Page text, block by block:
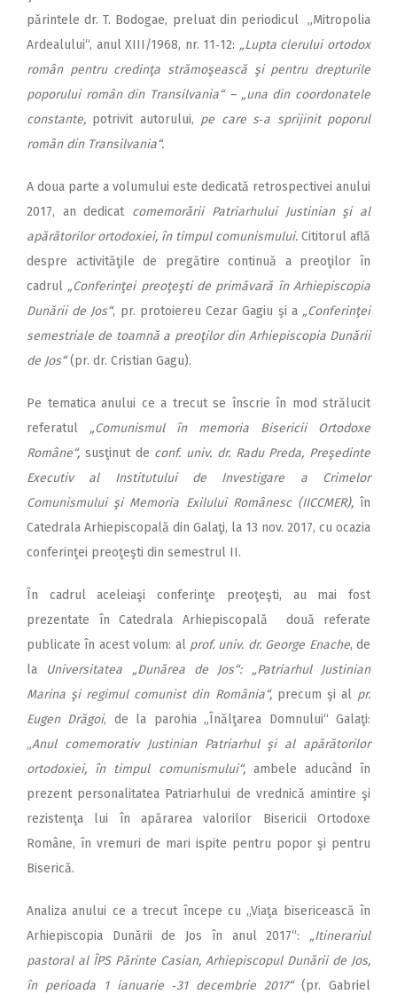
părintele dr. T. Bodogae, preluat din periodicul „Mitropolia
Ardealului“, anul XIII/1968, nr. 11‑12: „Lupta clerului ortodox
român pentru credinţa strămoşească şi pentru drepturile
poporului român din Transilvania“ – „una din coordonatele
constante, potrivit autorului, pe care s‑a sprijinit poporul
român din Transilvania“.
A doua parte a volumului este dedicată retrospectivei anului
2017, an dedicat comemorării Patriarhului Justinian şi al
apărătorilor ortodoxiei, în timpul comunismului. Cititorul află
despre activităţile de pregătire continuă a preoţilor în
cadrul „Conferinţei preoţeşti de primăvară în Arhiepiscopia
Dunării de Jos“, pr. protoiereu Cezar Gagiu şi a „Conferinţei
semestriale de toamnă a preoţilor din Arhiepiscopia Dunării
de Jos“(pr. dr. Cristian Gagu).
Pe tematica anului ce a trecut se înscrie în mod strălucit
referatul „Comunismul în memoria Bisericii Ortodoxe
Române“, susţinut de conf. univ. dr. Radu Preda, Preşedinte
Executiv al Institutului de Investigare a Crimelor
Comunismului şi Memoria Exilului Românesc (IICCMER),în
Catedrala Arhiepiscopală din Galaţi, la 13 nov. 2017, cu ocazia
conferinţei preoţeşti din semestrul II.
În cadrul aceleiaşi conferinţe preoţeşti, au mai fost
prezentate în Catedrala Arhiepiscopală două referate
publicate în acest volum: al prof. univ. dr. George Enache, de
la Universitatea „Dunărea de Jos“:
„Patriarhul Justinian
Marina şi regimul comunist din România“,precum şi alpr.
Eugen Drăgoi, de la parohia „Înălţarea Domnului“ Galaţi:
„Anul comemorativ Justinian Patriarhul şi al apărătorilor
ortodoxiei, în timpul comunismului“,ambele aducând în
prezent personalitatea Patriarhului de vred­nică amintire şi
rezistenţa lui în apărarea valorilor Bisericii Ortodoxe
Române, în vremuri de mari ispite pentru popor şi pentru
Biserică.
Analiza anului ce a trecut începe cu „Viaţa bisericească în
Arhiepiscopia Dunării de Jos în anul 2017“: „Itinerariul
pastoral al ÎPS Părinte Casian, Arhiepiscopul Dunării de Jos,
în perioada 1 ianuarie ‑31 decembrie 2017“ (pr. Gabriel